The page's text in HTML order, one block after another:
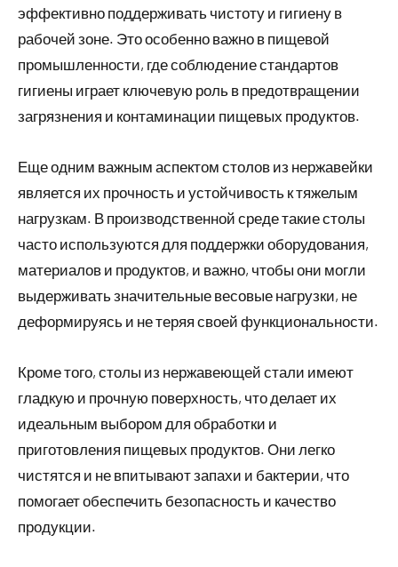
эффективно поддерживать чистоту и гигиену в
рабочей зоне. Это особенно важно в пищевой
промышленности, где соблюдение стандартов
гигиены играет ключевую роль в предотвращении
загрязнения и контаминации пищевых продуктов.
Еще одним важным аспектом столов из нержавейки
является их прочность и устойчивость к тяжелым
нагрузкам. В производственной среде такие столы
часто используются для поддержки оборудования,
материалов и продуктов, и важно, чтобы они могли
выдерживать значительные весовые нагрузки, не
деформируясь и не теряя своей функциональности.
Кроме того, столы из нержавеющей стали имеют
гладкую и прочную поверхность, что делает их
идеальным выбором для обработки и
приготовления пищевых продуктов. Они легко
чистятся и не впитывают запахи и бактерии, что
помогает обеспечить безопасность и качество
продукции.